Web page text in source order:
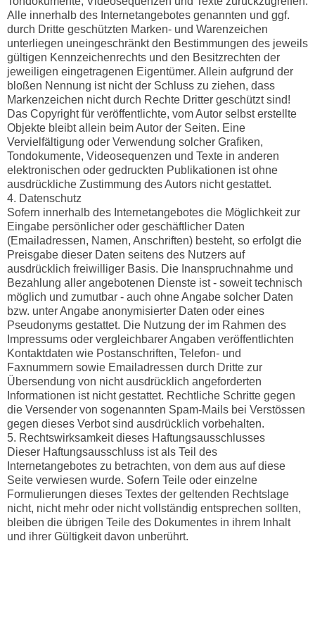
Alle innerhalb des Internetangebotes genannten und ggf.
durch Dritte geschützten Marken- und Warenzeichen
unterliegen uneingeschränkt den Bestimmungen des jeweils
gültigen Kennzeichenrechts und den Besitzrechten der
jeweiligen eingetragenen Eigentümer. Allein aufgrund der
bloßen Nennung ist nicht der Schluss zu ziehen, dass
Markenzeichen nicht durch Rechte Dritter geschützt sind!
Das Copyright für veröffentlichte, vom Autor selbst erstellte
Objekte bleibt allein beim Autor der Seiten. Eine
Vervielfältigung oder Verwendung solcher Grafiken,
Tondokumente, Videosequenzen und Texte in anderen
elektronischen oder gedruckten Publikationen ist ohne
ausdrückliche Zustimmung des Autors nicht gestattet.
4. Datenschutz
Sofern innerhalb des Internetangebotes die Möglichkeit zur
Eingabe persönlicher oder geschäftlicher Daten
(Emailadressen, Namen, Anschriften) besteht, so erfolgt die
Preisgabe dieser Daten seitens des Nutzers auf
ausdrücklich freiwilliger Basis. Die Inanspruchnahme und
Bezahlung aller angebotenen Dienste ist - soweit technisch
möglich und zumutbar - auch ohne Angabe solcher Daten
bzw. unter Angabe anonymisierter Daten oder eines
Pseudonyms gestattet. Die Nutzung der im Rahmen des
Impressums oder vergleichbarer Angaben veröffentlichten
Kontaktdaten wie Postanschriften, Telefon- und
Faxnummern sowie Emailadressen durch Dritte zur
Übersendung von nicht ausdrücklich angeforderten
Informationen ist nicht gestattet. Rechtliche Schritte gegen
die Versender von sogenannten Spam-Mails bei Verstössen
gegen dieses Verbot sind ausdrücklich vorbehalten.
5. Rechtswirksamkeit dieses Haftungsausschlusses
Dieser Haftungsausschluss ist als Teil des
Internetangebotes zu betrachten, von dem aus auf diese
Seite verwiesen wurde. Sofern Teile oder einzelne
Formulierungen dieses Textes der geltenden Rechtslage
nicht, nicht mehr oder nicht vollständig entsprechen sollten,
bleiben die übrigen Teile des Dokumentes in ihrem Inhalt
und ihrer Gültigkeit davon unberührt.